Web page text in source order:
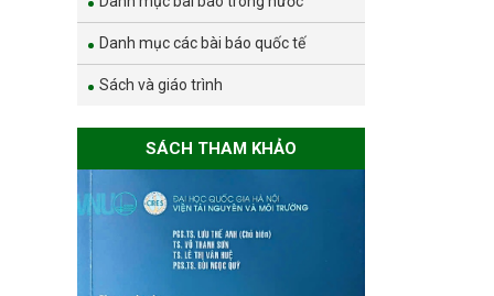
Danh mục các bài báo quốc tế
Sách và giáo trình
SÁCH THAM KHẢO